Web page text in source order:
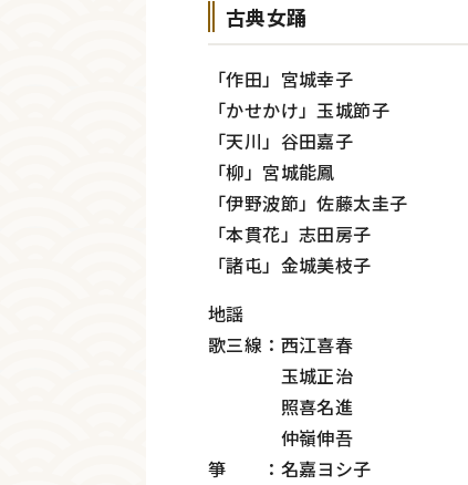
古典女踊
「作田」宮城幸子
「かせかけ」玉城節子
「天川」谷田嘉子
「柳」宮城能鳳
「伊野波節」佐藤太圭子
「本貫花」志田房子
「諸屯」金城美枝子
地謡
歌三線：西江喜春
玉城正治
照喜名進
仲嶺伸吾
箏 ：名嘉ヨシ子